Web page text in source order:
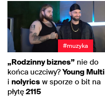
#muzyka
„Rodzinny biznes” nie do
końca uczciwy?Young Multi
i nolyrics w sporze o bit na
płytę2115